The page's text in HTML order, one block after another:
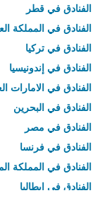
الفنادق في قطر
الفنادق في المملكة
الفنادق في تركيا
الفنادق في إندونيسيا
الفنادق في الامارات
الفنادق في البحرين
الفنادق في مصر
الفنادق في فرنسا
الفنادق في المملكة
الفنادق في إيطاليا